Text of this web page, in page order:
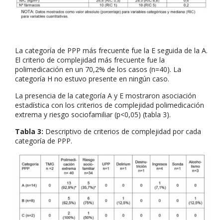
La categoría de PPP más frecuente fue la E seguida de la A.
El criterio de complejidad más frecuente fue la
polimedicación en un 70,2% de los casos (n=40). La
categoría H no estuvo presente en ningún caso.
La presencia de la categoría A y E mostraron asociación
estadística con los criterios de complejidad polimedicación
extrema y riesgo sociofamiliar (p<0,05) (tabla 3).
Tabla 3: Descriptivo de criterios de complejidad por cada
categoría de PPP.